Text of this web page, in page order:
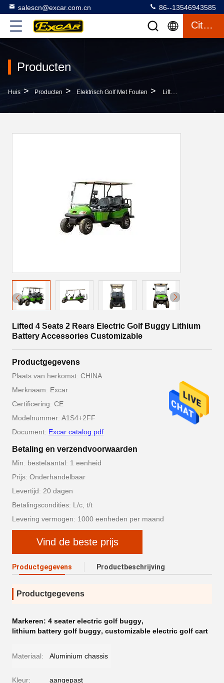
salescn@excar.com.cn 86--13546943585
Citaat
Producten
Huis > Producten > Elektrisch Golf Met Fouten > Lifted 4 Seats 2 Rears Electric Golf Buggy Lithium Battery Accessories Customizable
Lifted 4 Seats 2 Rears Electric Golf Buggy Lithium
Battery Accessories Customizable
Productgegevens
Plaats van herkomst: CHINA
Merknaam: Excar
Certificering: CE
Modelnummer: A1S4+2FF
Document: Excar catalog.pdf
Betaling en verzendvoorwaarden
Min. bestelaantal: 1 eenheid
Prijs: Onderhandelbaar
Levertijd: 20 dagen
Betalingscondities: L/c, t/t
Levering vermogen: 1000 eenheden per maand
Vind de beste prijs
Productgegevens Productbeschrijving
Productgegevens
Markeren: 4 seater electric golf buggy,
lithium battery golf buggy, customizable electric golf cart
Materiaal: Aluminium chassis
Kleur: aangepast